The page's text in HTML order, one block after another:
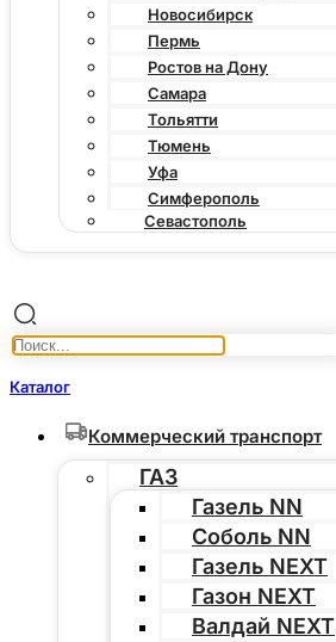
Новосибирск
Пермь
Ростов на Дону
Самара
Тольятти
Тюмень
Уфа
Симферополь
Севастополь
Каталог
Коммерческий транспорт
ГАЗ
Газель NN
Соболь NN
Газель NEXT
Газон NEXT
Валдай NEXT